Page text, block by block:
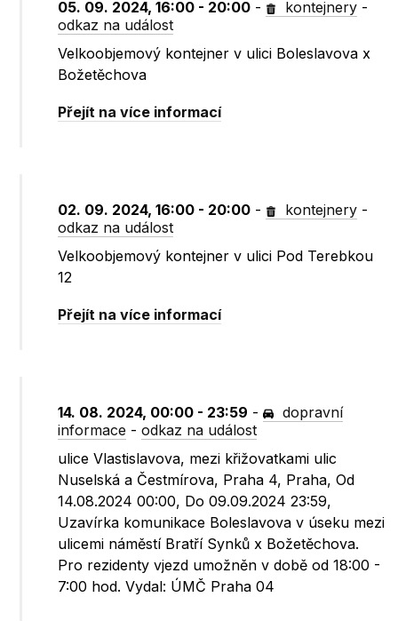
05. 09. 2024, 16:00 - 20:00 - kontejnery -
odkaz na událost
Velkoobjemový kontejner v ulici Boleslavova x
Božetěchova
Přejít na více informací
02. 09. 2024, 16:00 - 20:00 - kontejnery -
odkaz na událost
Velkoobjemový kontejner v ulici Pod Terebkou
12
Přejít na více informací
14. 08. 2024, 00:00 - 23:59 -
dopravní
informace -odkaz na událost
ulice Vlastislavova, mezi křižovatkami ulic
Nuselská a Čestmírova, Praha 4, Praha, Od
14.08.2024 00:00, Do 09.09.2024 23:59,
Uzavírka komunikace Boleslavova v úseku mezi
ulicemi náměstí Bratří Synků x Božetěchova.
Pro rezidenty vjezd umožněn v době od 18:00 -
7:00 hod. Vydal: ÚMČ Praha 04